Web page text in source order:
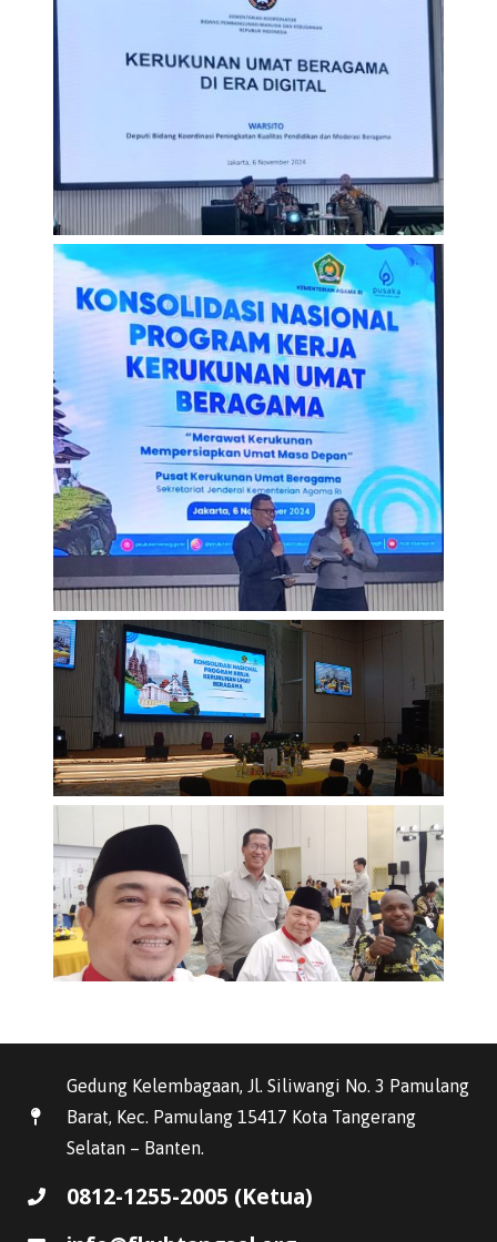
Gedung Kelembagaan, Jl. Siliwangi No. 3 Pamulang
Barat, Kec. Pamulang 15417 Kota Tangerang
Selatan – Banten.
0812-1255-2005 (Ketua)